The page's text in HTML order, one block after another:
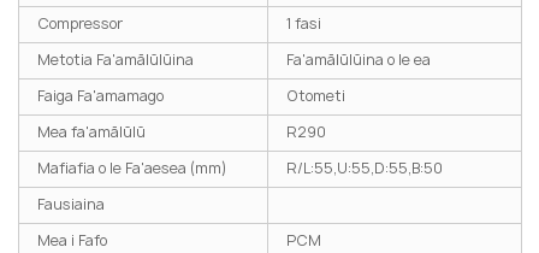
Compressor
1 fasi
Metotia Fa'amālūlūina
Fa'amālūlūina o le ea
Faiga Fa'amamago
Otometi
Mea fa'amālūlū
R290
Mafiafia o le Fa'aesea (mm)
R/L:55,U:55,D:55,B:50
Fausiaina
Mea i Fafo
PCM